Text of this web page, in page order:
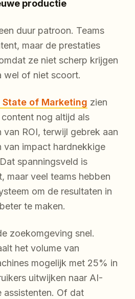
productie
duur patroon. Teams
maar de prestaties
ze niet scherp krijgen
wel of niet scoort.
State of Marketing zien
content nog altijd als
van ROI, terwijl gebrek aan
van impact hardnekkige
spanningsveld is
maar veel teams hebben
om de resultaten in
te maken.
zoekomgeving snel.
het volume van
mogelijk met 25% in
uitwijken naar AI-
assistenten. Of dat